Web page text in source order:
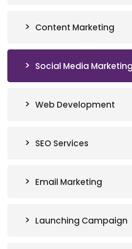
Content Marketing
Social Media Marketing
Web Development
SEO Services
Email Marketing
Launching Campaign